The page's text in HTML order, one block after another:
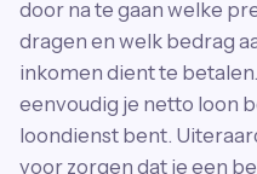
door na te gaan welke
dragen en welk bedrag
inkomen dient te
eenvoudig je netto loon
loondienst bent.
voor zorgen dat je een